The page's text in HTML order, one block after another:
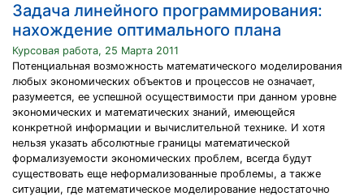
Задача линейного программирования:
нахождение оптимального плана
Курсовая работа, 25 Марта 2011
Потенциальная возможность математического моделирования
любых экономических объектов и процессов не означает,
разумеется, ее успешной осуществимости при данном уровне
экономических и математических знаний, имеющейся
конкретной информации и вычислительной технике. И хотя
нельзя указать абсолютные границы математической
формализуемости экономических проблем, всегда будут
существовать еще неформализованные проблемы, а также
ситуации, где математическое моделирование недостаточно